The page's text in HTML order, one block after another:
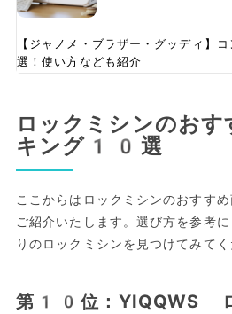
【ジャノメ・ブラザー・グッディ
選！使い方なども紹介
ロックミシンのおす
キング10選
ここからはロックミシンのおすす
ご紹介いたします。選び方を参考
りのロックミシンを見つけてみてく
第10位：YIQQWS ロ